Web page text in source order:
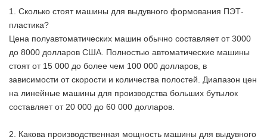
1. Сколько стоят машины для выдувного формования ПЭТ-
пластика?
Цена полуавтоматических машин обычно составляет от 3000
до 8000 долларов США. Полностью автоматические машины
стоят от 15 000 до более чем 100 000 долларов, в
зависимости от скорости и количества полостей. Диапазон цен
на линейные машины для производства больших бутылок
составляет от 20 000 до 60 000 долларов.
2. Какова производственная мощность машины для выдувного